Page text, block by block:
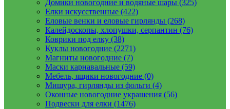
Домики новогодние и водяные шары (325)
Елки искусственные (422)
Еловые венки и еловые гирлянды (268)
Калейдоскопы, хлопушки, серпантин (76)
Коврики под елку (38)
Куклы новогодние (2271)
Магниты новогодние (7)
Маски карнавальные (59)
Мебель, ящики новогодние (0)
Мишура, гирлянды из фольги (4)
Оконные новогодние украшения (56)
Подвески для елки (1476)